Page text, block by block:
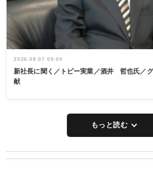
2026.08.07 05:00
新社長に聞く／トピー実業／酒井 哲也氏／
献
もっと読む